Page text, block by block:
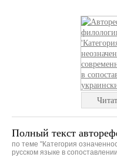
Полный текст
по теме "Категория
русском языке в